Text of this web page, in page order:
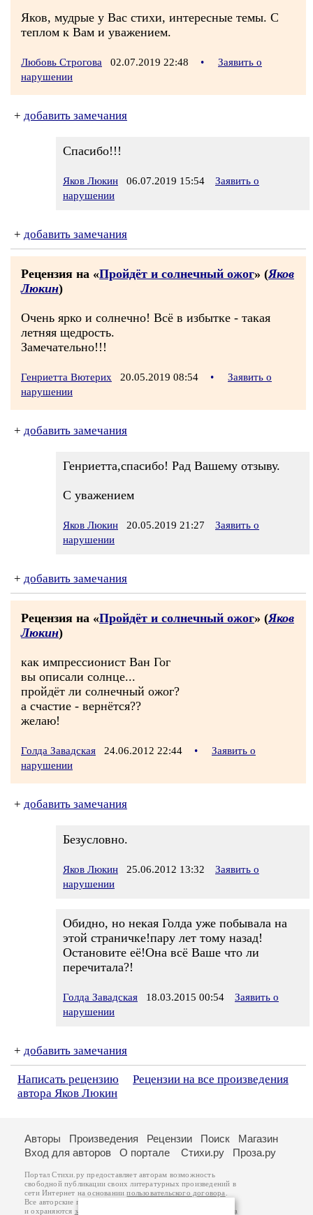
Яков, мудрые у Вас стихи, интересные темы. С
теплом к Вам и уважением.
Любовь Строгова 02.07.2019 22:48 •
Заявить о
нарушении
+ добавить замечания
Спасибо!!!
Яков Люкин 06.07.2019 15:54
Заявить о
нарушении
+ добавить замечания
Рецензия на «Пройдёт и солнечный ожог» (Яков
Люкин)
Очень ярко и солнечно! Всё в избытке - такая
летняя щедрость.
Замечательно!!!
Генриетта Вютерих 20.05.2019 08:54 •
Заявить о
нарушении
+ добавить замечания
Генриетта,спасибо! Рад Вашему отзыву.
С уважением
Яков Люкин 20.05.2019 21:27
Заявить о
нарушении
+ добавить замечания
Рецензия на «Пройдёт и солнечный ожог» (Яков
Люкин)
как импрессионист Ван Гог
вы описали солнце...
пройдёт ли солнечный ожог?
а счастие - вернётся??
желаю!
Голда Завадская 24.06.2012 22:44 •
Заявить о
нарушении
+ добавить замечания
Безусловно.
Яков Люкин 25.06.2012 13:32
Заявить о
нарушении
Обидно, но некая Голда уже побывала на
этой страничке!пару лет тому назад!
Остановите её!Она всё Ваше что ли
перечитала?!
Голда Завадская 18.03.2015 00:54
Заявить о
нарушении
+ добавить замечания
Написать рецензию
Рецензии на все произведения
автора Яков Люкин
Авторы Произведения Рецензии Поиск
Магазин
Вход для авторов
О портале Стихи.ру Проза.ру
Портал Стихи.ру предоставляет авторам возможность
свободной публикации своих литературных произведений в
сети Интернет на основаниипользовательского договора
Все авторские права на произведения принадлежат авторам
и охраняются законом . Перепечатка произведений возможна